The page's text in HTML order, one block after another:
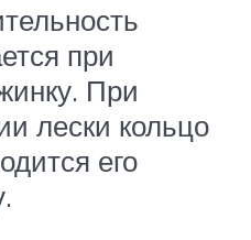
при
При
лески кольцо
его